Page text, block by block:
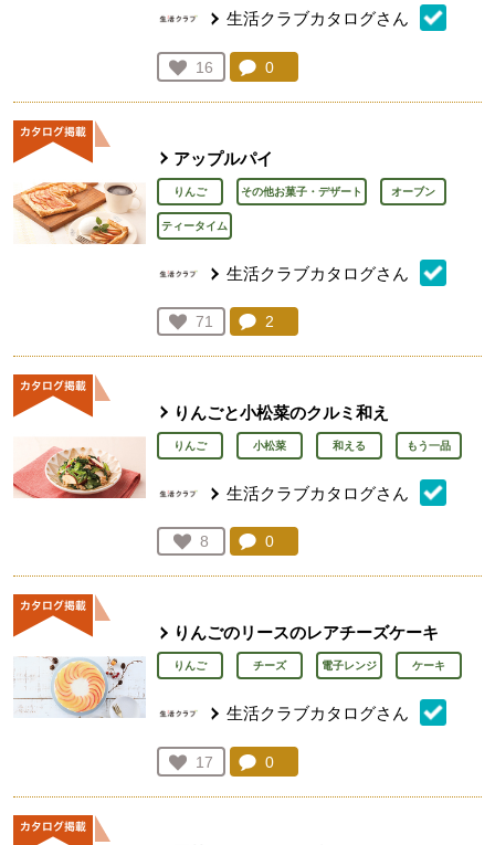
生活クラブカタログさん
お気に入り登録：
16
人が登録
コメント：
0
アップルパイ
りんご その他お菓子・デザート オーブン
ティータイム
生活クラブカタログさん
お気に入り登録：
71
人が登録
コメント：
2
りんごと小松菜のクルミ和え
りんご 小松菜 和える もう一品
生活クラブカタログさん
お気に入り登録：
8
人が登録
コメント：
0
りんごのリースのレアチーズケーキ
りんご チーズ 電子レンジ ケーキ
生活クラブカタログさん
お気に入り登録：
17
人が登録
コメント：
0